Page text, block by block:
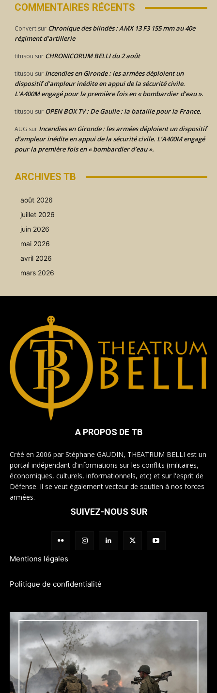
COMMENTAIRES RÉCENTS
Convert sur Chronique des blindés : AMX 13 F3 155 mm au 40e
régiment d’artillerie
titusou sur CHRONICORUM BELLI du 2 août
titusou sur Incendies en Gironde : les armées déploient un
dispositif d’ampleur inédite en appui de la sécurité civile.
L’A400M engagé pour la première fois en « bombardier d’eau ».
titusou sur OPEN BOX TV : De Gaulle : la bataille pour la France.
AUG sur Incendies en Gironde : les armées déploient un dispositif
d’ampleur inédite en appui de la sécurité civile. L’A400M engagé
pour la première fois en « bombardier d’eau ».
ARCHIVES TB
août 2026
juillet 2026
juin 2026
mai 2026
avril 2026
mars 2026
A PROPOS DE TB
Créé en 2006 par Stéphane GAUDIN, THEATRUM BELLI est un
portail indépendant d'informations sur les conflits (militaires,
économiques, culturels, informationnels, etc) et sur l'esprit de
Défense. Il se veut également vecteur de soutien à nos forces
armées.
SUIVEZ-NOUS SUR
Mentions légales
Politique de confidentialité